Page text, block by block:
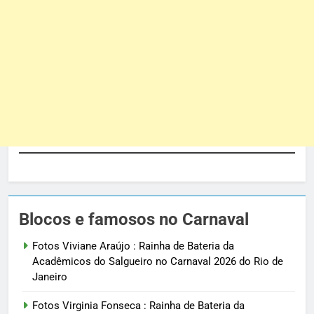
Blocos e famosos no Carnaval
Fotos Viviane Araújo : Rainha de Bateria da
Acadêmicos do Salgueiro no Carnaval 2026 do Rio de
Janeiro
Fotos Virginia Fonseca : Rainha de Bateria da